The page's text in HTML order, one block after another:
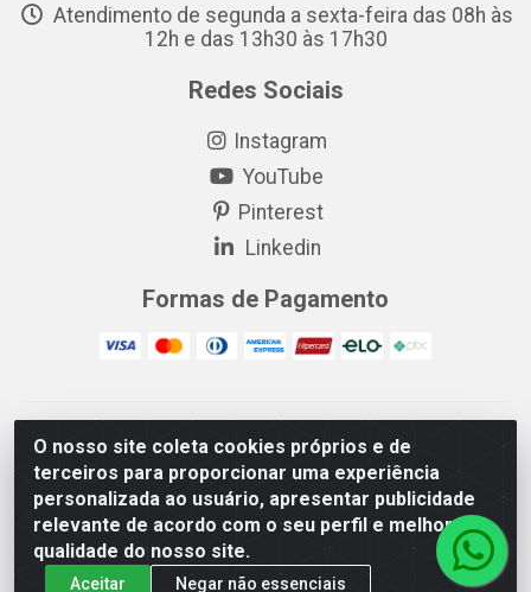
O nosso site coleta cookies próprios e de
terceiros para proporcionar uma experiência
personalizada ao usuário, apresentar publicidade
relevante de acordo com o seu perfil e melhorar a
qualidade do nosso site.
Aceitar Negar não essenciais
Atendimento de segunda a sexta-feira das 08h às
12h e das 13h30 às 17h30
Redes Sociais
Instagram
YouTube
Pinterest
Linkedin
Formas de Pagamento
EP Elétrica LTDA - 18.621.731/0005-43 - Itabaiana/SE - CEP:
49511-899
EP Elétrica LTDA - 48.594.570/0001-83 - Itabaiana/SE - CEP:
49511-899